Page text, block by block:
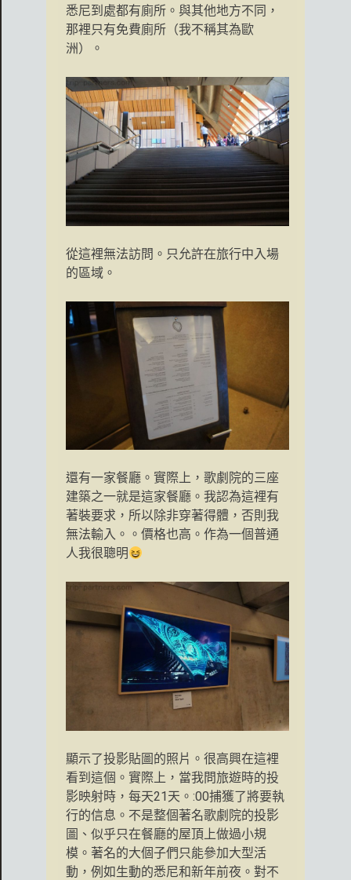
悉尼到處都有廁所。與其他地方不同，
那裡只有免費廁所（我不稱其為歐
洲）。
從這裡無法訪問。只允許在旅行中入場
的區域。
還有一家餐廳。實際上，歌劇院的三座
建築之一就是這家餐廳。我認為這裡有
著裝要求，所以除非穿著得體，否則我
無法輸入。。價格也高。作為一個普通
人我很聰明
顯示了投影貼圖的照片。很高興在這裡
看到這個。實際上，當我問旅遊時的投
影映射時，每天21天。:00捕獲了將要執
行的信息。不是整個著名歌劇院的投影
圖、似乎只在餐廳的屋頂上做過小規
模。著名的大個子們只能參加大型活
動，例如生動的悉尼和新年前夜。對不